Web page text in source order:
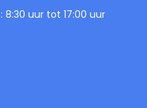
uur tot 17:00 uur